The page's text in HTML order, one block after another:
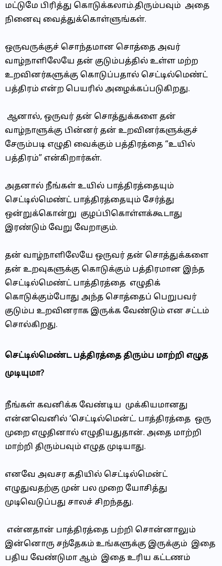
மட்டுமே பிரித்து கொடுக்கலாம்.திரும்பவும் அதை
நினைவு வைத்துக்கொள்ளுங்கள்.
ஒருவருக்குச் சொந்தமான சொத்தை அவர்
வாழ்நாளிலேயே தன் குடும்பத்தில் உள்ள மற்ற
உறவினர்களுக்கு கொடுப்பதால் செட்டில்மெண்ட்
பத்திரம் என்ற பெயரில் அழைக்கப்படுகிறது.
ஆனால், ஒருவர் தன் சொத்துக்களை தன்
வாழ்நாளுக்கு பின்னர் தன் உறவினர்களுக்குச்
சேரும்படி எழுதி வைக்கும் பத்திரத்தை “உயில்
பத்திரம்” என்கிறார்கள்.
அதனால் நீங்கள் உயில் பாத்திரத்தையும்
செட்டில்மெண்ட் பாத்திரத்தையும் சேர்த்து
ஒன்றுக்கொன்று குழப்பிகொள்ளக்கூடாது
இரண்டும் வேறு வேறாகும்.
தன் வாழ்நாளிலேயே ஒருவர் தன் சொத்துக்களை
தன் உறவுகளுக்கு கொடுக்கும் பத்திரமான இந்த
செட்டில்மெண்ட் பாத்திரத்தை எழுதிக்
கொடுக்கும்போது அந்த சொத்தைப் பெறுபவர்
குடும்ப உறவினராக இருக்க வேண்டும் என சட்டம்
சொல்கிறது.
செட்டில்மெண்ட பத்திரத்தை திரும்ப மாற்றி எழுத
முடியுமா?
நீங்கள் கவனிக்க வேண்டிய முக்கியமானது
என்னவெனில் ‘செட்டில்மென்ட். பாத்திரத்தை ஒரு
முறை எழுதினால் எழுதியதுதான். அதை மாற்றி
மாற்றி திரும்பவும் எழுத முடியாது.
எனவே அவசர கதியில் செட்டில்மென்ட்
எழுதுவதற்கு முன் பல முறை யோசித்து
முடிவெடுப்பது சாலச் சிறந்தது.
என்னதான் பாத்திரத்தை பற்றி சொன்னாலும்
இன்னொரு சந்தேகம் உங்களுக்கு இருக்கும் இதை
பதிய வேண்டுமா ஆம் இதை உரிய கட்டணம்